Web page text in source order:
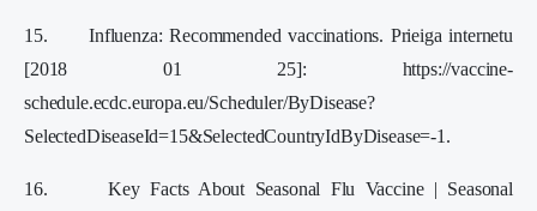
15. Influenza: Recommended vaccinations. Prieiga internetu
[2018 01 25]: https://vaccine-
schedule.ecdc.europa.eu/Scheduler/ByDisease?
SelectedDiseaseId=15&SelectedCountryIdByDisease=-1.
16. Key Facts About Seasonal Flu Vaccine | Seasonal